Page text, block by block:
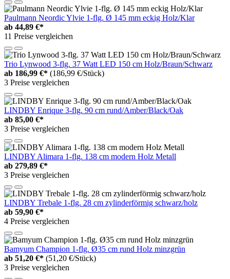
Paulmann Neordic Ylvie 1-flg. Ø 145 mm eckig Holz/Klar
ab 44,89 €*
11 Preise vergleichen
Trio Lynwood 3-flg. 37 Watt LED 150 cm Holz/Braun/Schwarz
ab 186,99 €* (186,99 €/Stück)
3 Preise vergleichen
LINDBY Enrique 3-flg. 90 cm rund/Amber/Black/Oak
ab 85,00 €*
3 Preise vergleichen
LINDBY Alimara 1-flg. 138 cm modern Holz Metall
ab 279,89 €*
3 Preise vergleichen
LINDBY Trebale 1-flg. 28 cm zylinderförmig schwarz/holz
ab 59,90 €*
4 Preise vergleichen
Bamyum Champion 1-flg. Ø35 cm rund Holz minzgrün
ab 51,20 €* (51,20 €/Stück)
3 Preise vergleichen